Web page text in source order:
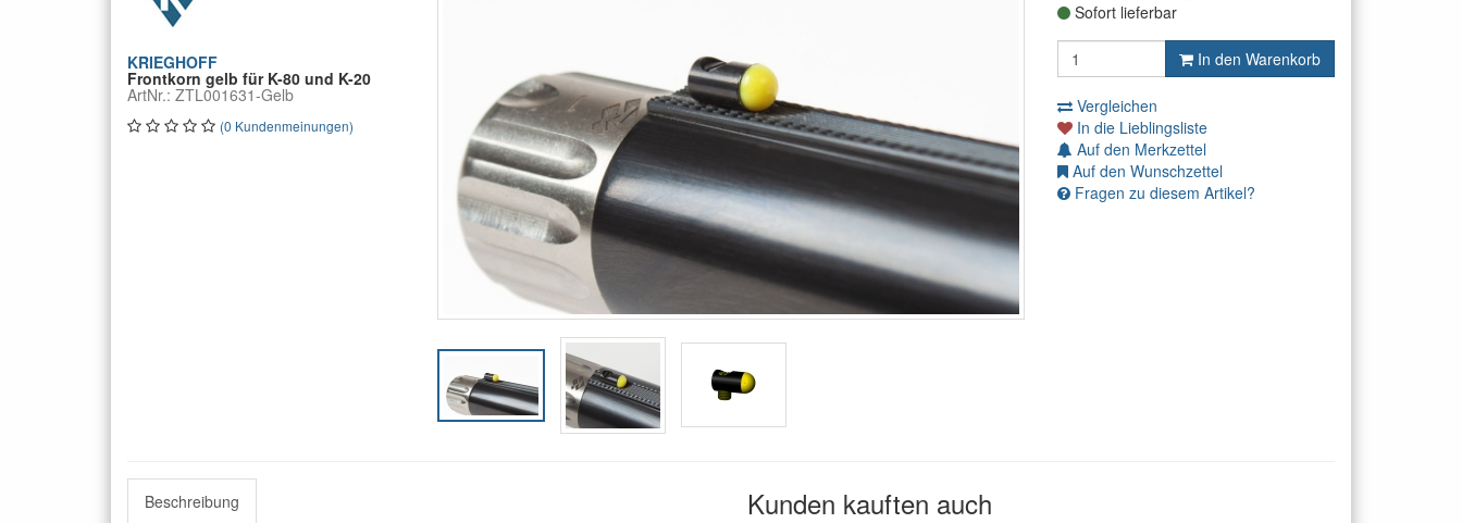
KRIEGHOFF
Frontkorn gelb für K-80 und K-20
ArtNr.: ZTL001631-Gelb
(0 Kundenmeinungen)
Sofort lieferbar
In den Warenkorb
Vergleichen
In die Lieblingsliste
Auf den Merkzettel
Auf den Wunschzettel
Fragen zu diesem Artikel?
Beschreibung Kunden kauften auch